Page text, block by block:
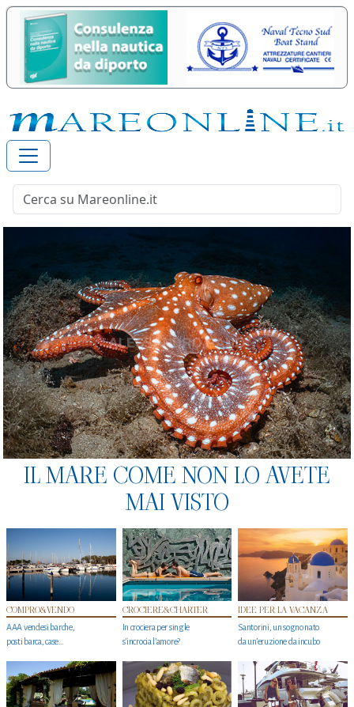
IL MARE COME NON LO AVETE
MAI VISTO
COMPRO&VENDO
AAA vendesi barche,
posti barca, case…
CROCIERE&CHARTER
In crociera per single
s'incrocia l’amore?
IDEE PER LA VACANZA
Santorini, un sogno nato
da un’eruzione da incubo